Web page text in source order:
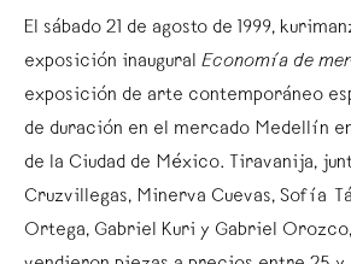
El sábado 21 de agosto de 1999,
exposición inaugural Economía de
exposición de arte contemporáneo
de duración en el mercado Medellín
de la Ciudad de México. Tiravanija,
Cruzvillegas, Minerva Cuevas, Sofía
Ortega, Gabriel Kuri y Gabriel